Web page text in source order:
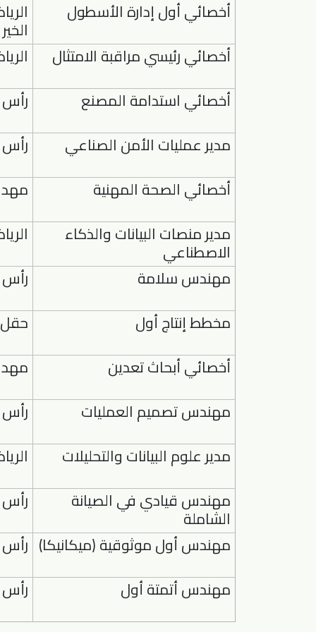
أخصائي أول إدارة الأسطول
الخير
أخصائي رئيسي مراقبة الامتثال
أخصائي استدامة المصنع
رأس
مدير عمليات الأمن الصناعي
رأس
أخصائي الصحة المهنية
مدير منصات البيانات والذكاء
الاصطناعي
مهندس سلامة
رأس
مخطط إنتاج أول
أخصائي أبحاث تعدين
مهندس تصميم العمليات
رأس
مدير علوم البيانات والتحليلات
مهندس قيادي في الصيانة
الشاملة
رأس
مهندس أول موثوقية (ميكانيكا) رأس
مهندس أتمتة أول
رأس